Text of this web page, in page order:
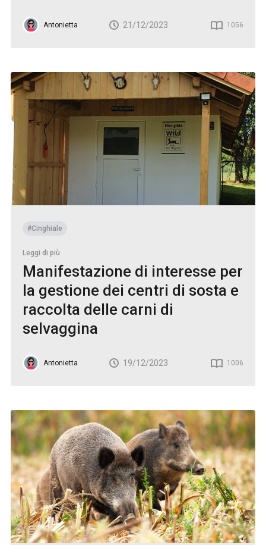
Antonietta 21/12/2023 1056
#Cinghiale
Leggi di più
Manifestazione di interesse per
la gestione dei centri di sosta e
raccolta delle carni di
selvaggina
Antonietta 19/12/2023 1006